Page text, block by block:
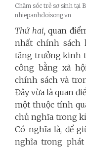
Chăm sóc trẻ sơ sinh tại
nhiepanhdoisong.vn
Thứ hai, quan
nhất chính sách
tăng trưởng kinh
công bằng xã
chính sách và
Đây vừa là quan
một thuộc tính
chủ nghĩa trong
Có nghĩa là, để
nghĩa trong